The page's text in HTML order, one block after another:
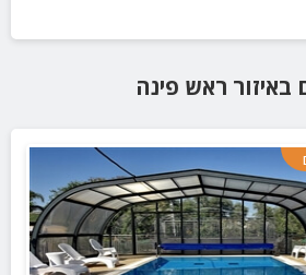
באיזור ראש פינה